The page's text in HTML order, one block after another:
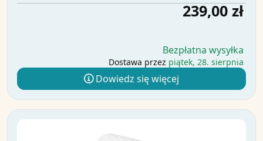
239,00 zł
Bezpłatna wysyłka
Dostawa przez piątek, 28. sierpnia
Dowiedz się więcej